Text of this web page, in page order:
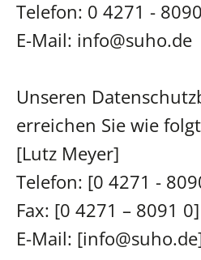
Telefon: 0 4271 - 8090
E-Mail: info@suho.de
Unseren
erreichen Sie wie
[Lutz Meyer]
Telefon: [0 4271 -
Fax: [0 4271 – 8091 0]
E-Mail: